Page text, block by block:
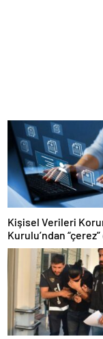
Kişisel Verileri
Kurulu’ndan “çerez”